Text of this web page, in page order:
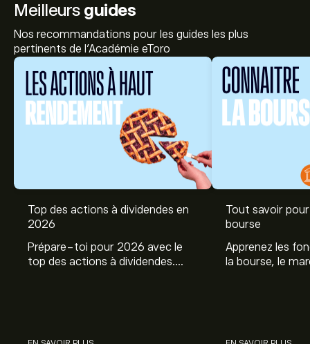
Meilleurs guides
Nos recommandations pour les guides les plus
pertinents de l'Académie eToro
Top des actions à dividendes en
2026
Prépare-toi pour 2026 avec le
top des actions à dividendes.
Tout savoir
bourse
Apprenez les
la bourse, le